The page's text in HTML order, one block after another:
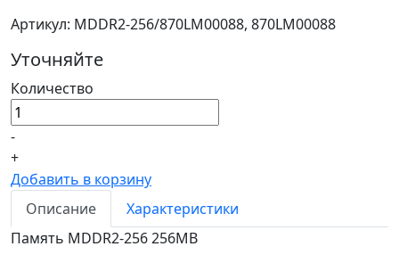
Артикул: MDDR2-256/870LM00088, 870LM00088
Уточняйте
Количество
-
+
Добавить в корзину
Описание
Характеристики
Память MDDR2-256 256MB